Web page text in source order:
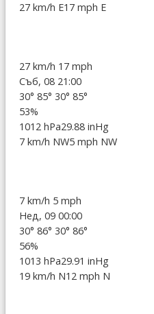
27 km/h E17 mph E
27 km/h 17 mph
Съб, 08 21:00
30° 85° 30° 85°
53%
1012 hPa29.88 inHg
7 km/h NW5 mph NW
7 km/h 5 mph
Нед, 09 00:00
30° 86° 30° 86°
56%
1013 hPa29.91 inHg
19 km/h N12 mph N